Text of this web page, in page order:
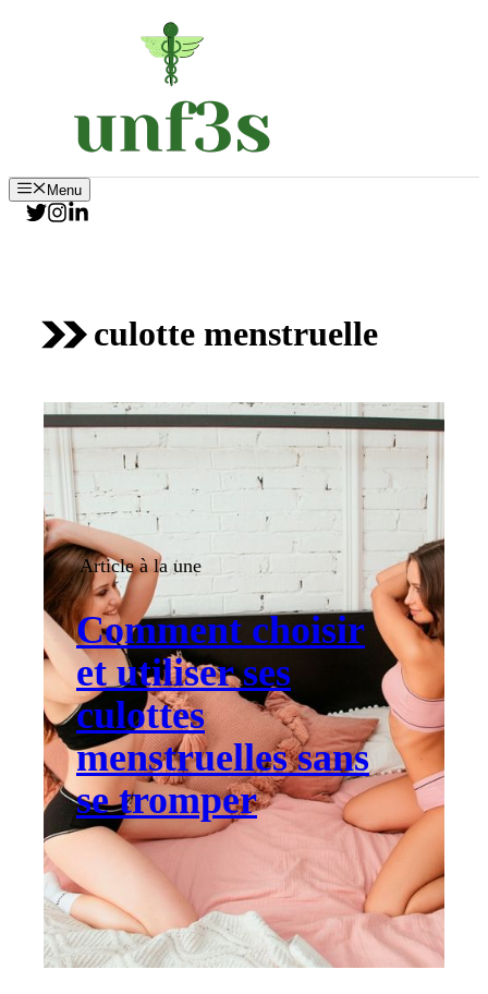
Menu
culotte menstruelle
Article à la une
Comment choisir
et utiliser ses
culottes
menstruelles sans
se tromper